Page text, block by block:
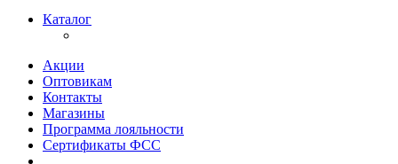
Каталог
Акции
Оптовикам
Контакты
Магазины
Программа лояльности
Сертификаты ФСС